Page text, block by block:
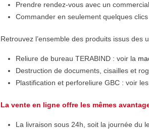
Prendre rendez-vous avec un
Commander en seulement quelques clics
Retrouvez l’ensemble des produits issus des
Reliure de bureau TERABIND : voir la
Destruction de documents, cisailles et
Plastification et perforeliure GBC : voir les
La vente en ligne offre les mêmes
La livraison sous 24h, soit la journée du